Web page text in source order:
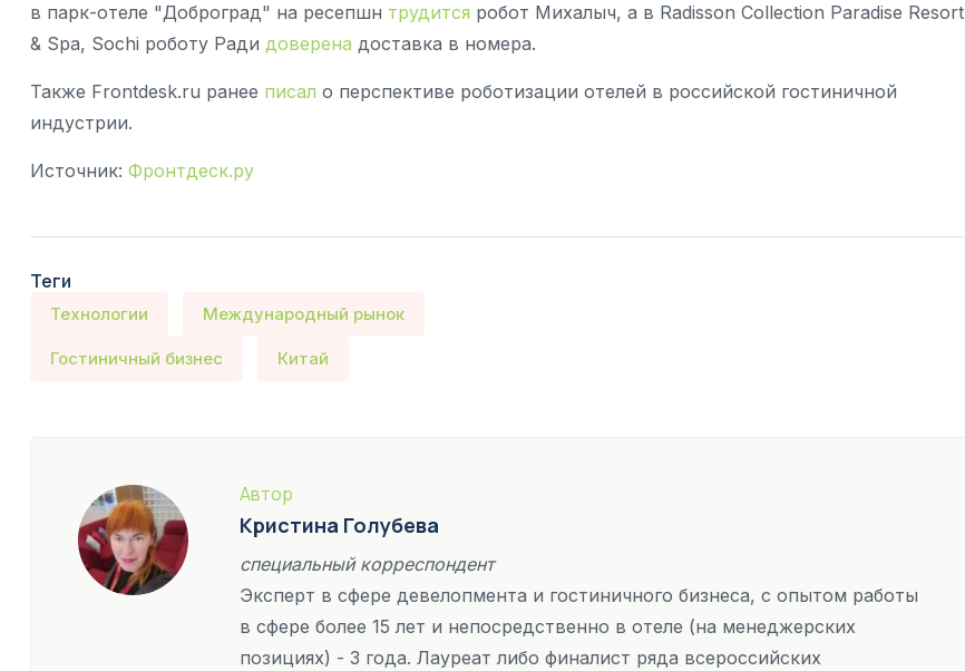
в парк-отеле "Доброград" на ресепшн трудится робот Михалыч, а в Radisson Collection Paradise Resort
& Spa, Sochi роботу Ради доверена доставка в номера.
Также Frontdesk.ru ранее писал о перспективе роботизации отелей в российской гостиничной
индустрии.
Источник: Фронтдеск.ру
Теги
Технологии Международный рынок
Гостиничный бизнес Китай
Автор
Кристина Голубева
специальный корреспондент
Эксперт в сфере девелопмента и гостиничного бизнеса, с опытом работы
в сфере более 15 лет и непосредственно в отеле (на менеджерских
позициях) - 3 года. Лауреат либо финалист ряда всероссийских